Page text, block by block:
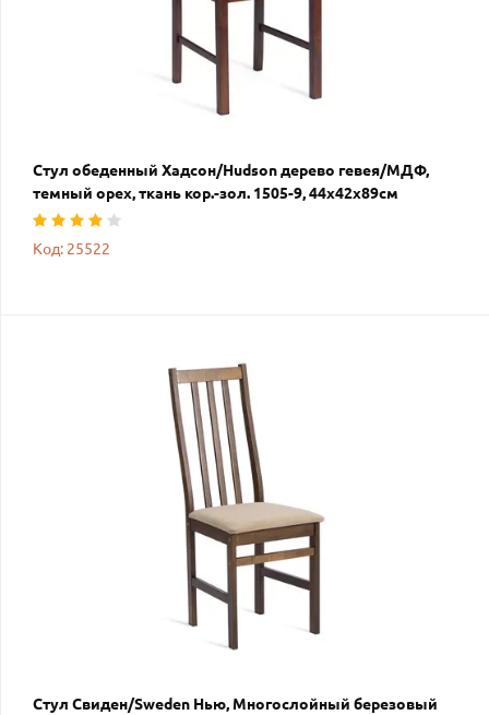
Стул обеденный Хадсон/Hudson дерево гевея/МДФ,
темный орех, ткань кор.-зол. 1505-9, 44х42х89см
Код: 25522
Стул Свиден/Sweden Нью, Многослойный березовый